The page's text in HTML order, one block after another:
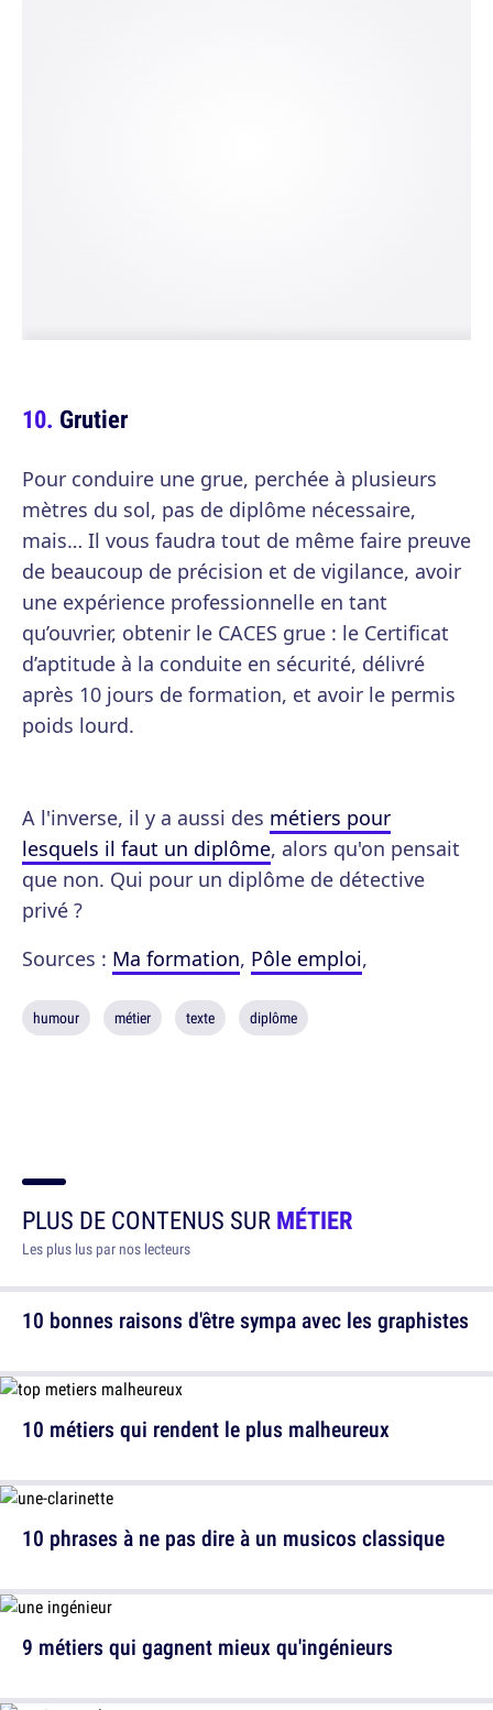
Grutier
Pour conduire une grue, perchée à plusieurs
mètres du sol, pas de diplôme nécessaire,
mais… Il vous faudra tout de même faire preuve
de beaucoup de précision et de vigilance, avoir
une expérience professionnelle en tant
qu’ouvrier, obtenir le CACES grue : le Certificat
d’aptitude à la conduite en sécurité, délivré
après 10 jours de formation, et avoir le permis
poids lourd.
A l'inverse, il y a aussi des métiers pour
lesquels il faut un diplôme, alors qu'on pensait
que non. Qui pour un diplôme de détective
privé ?
Sources : Ma formation, Pôle emploi,
humour métier texte diplôme
PLUS DE CONTENUS SURMÉTIER
Les plus lus par nos lecteurs
10 bonnes raisons d'être sympa avec les graphistes
10 phrases à ne pas dire à un musicos classique
10 métiers qui rendent le plus malheureux
9 métiers qui gagnent mieux qu'ingénieurs